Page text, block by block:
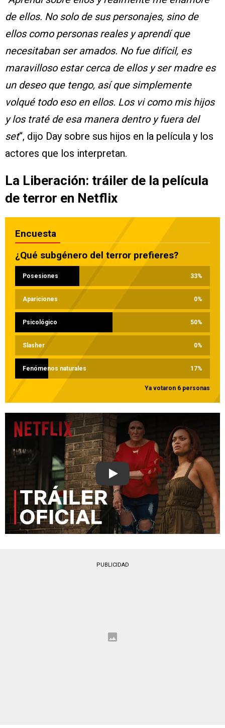
de ellos. No solo de sus personajes, sino de
ellos como personas reales y aprendí que
necesitaban ser amados. No fue difícil, es
maravilloso estar cerca de ellos y ser madre es
un deseo que tengo, así que simplemente
volqué todo eso en ellos. Los vi como mis hijos
y los traté de esa manera dentro y fuera del
set“, dijo Day sobre sus hijos en la película y los
actores que los interpretan.
La Liberación: tráiler de la película
de terror en Netflix
Encuesta
¿Qué subgénero del terror prefieres?
Posesiones 33%
Apariciones 0%
Psicológico 50%
Slasher 0%
Fenómenos naturales 17%
Ya votaron 6 personas
Play
PUBLICIDAD